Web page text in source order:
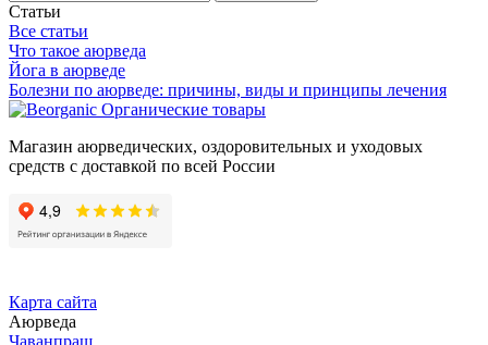
Статьи
Все статьи
Что такое аюрведа
Йога в аюрведе
Болезни по аюрведе: причины, виды и принципы лечения
Органические товары
Магазин аюрведических, оздоровительных и уходовых
средств с доставкой по всей России
Карта сайта
Аюрведа
Чаванпраш